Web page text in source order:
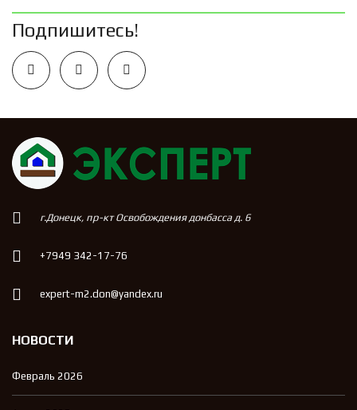
Подпишитесь!
г.Донецк, пр-кт Освобождения донбасса д. 6
+7949 342-17-76
expert-m2.don@yandex.ru
НОВОСТИ
Февраль 2026